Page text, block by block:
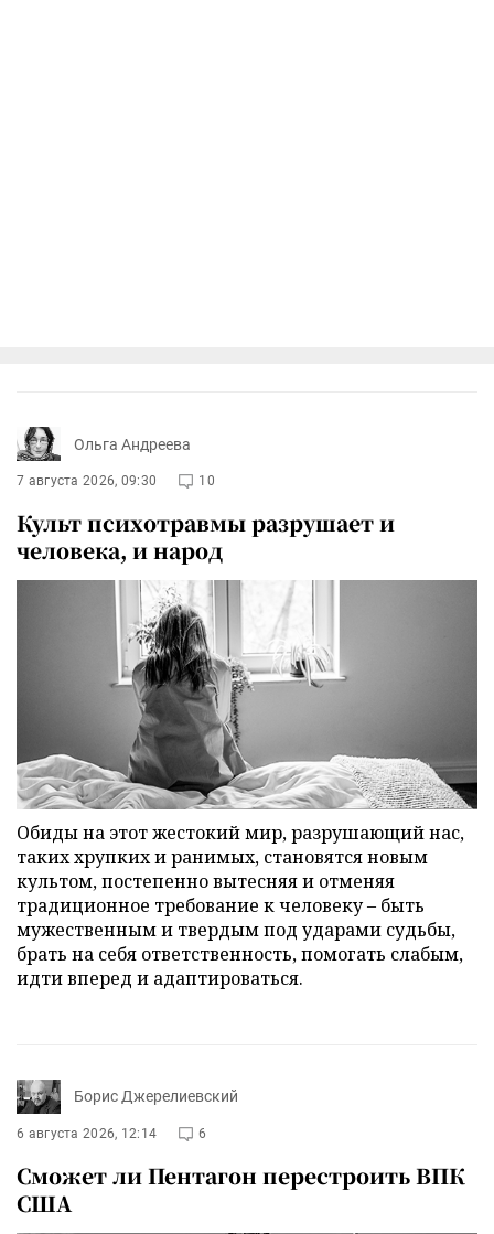
Ольга Андреева
7 августа 2026, 09:30 10
Культ психотравмы разрушает и
человека, и народ
Обиды на этот жестокий мир, разрушающий нас,
таких хрупких и ранимых, становятся новым
культом, постепенно вытесняя и отменяя
традиционное требование к человеку – быть
мужественным и твердым под ударами судьбы,
брать на себя ответственность, помогать слабым,
идти вперед и адаптироваться.
Борис Джерелиевский
6 августа 2026, 12:14 6
Сможет ли Пентагон перестроить ВПК
США